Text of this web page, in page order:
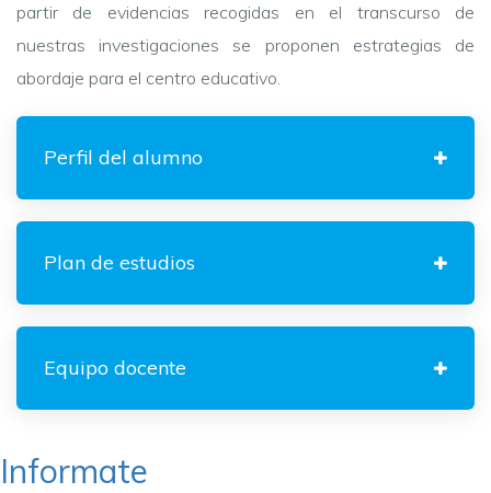
partir de evidencias recogidas en el transcurso de
nuestras investigaciones se proponen estrategias de
abordaje para el centro educativo.
Perfil del alumno
Plan de estudios
Equipo docente
Informate